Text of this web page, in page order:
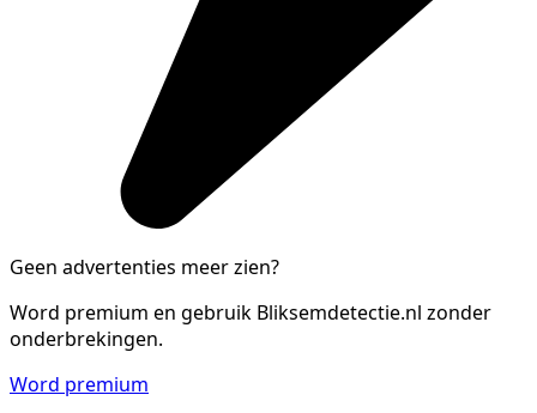
Geen advertenties meer zien?
Word premium en gebruik Bliksemdetectie.nl zonder
onderbrekingen.
Word premium